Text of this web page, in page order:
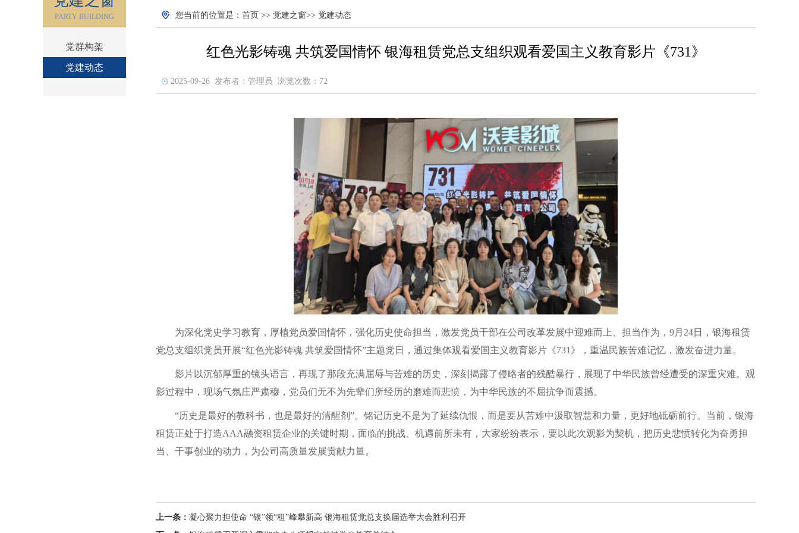
PARTY BUILDING
党群构架
党建动态
您当前的位置是： 首页 >> 党建之窗>> 党建动态
红色光影铸魂 共筑爱国情怀 银海租赁党总支组织观看爱国主义教育影片《731》
2025-09-26 发布者：管理员 浏览次数：72
为深化党史学习教育，厚植党员爱国情怀，强化历史使命担当，激发党员干部在公司改革发展中迎难而上、担当作为，9月24日，银海租赁
党总支组织党员开展“红色光影铸魂 共筑爱国情怀”主题党日，通过集体观看爱国主义教育影片《731》，重温民族苦难记忆，激发奋进力量。
影片以沉郁厚重的镜头语言，再现了那段充满屈辱与苦难的历史，深刻揭露了侵略者的残酷暴行，展现了中华民族曾经遭受的深重灾难。观
影过程中，现场气氛庄严肃穆，党员们无不为先辈们所经历的磨难而悲愤，为中华民族的不屈抗争而震撼。
“历史是最好的教科书，也是最好的清醒剂”。铭记历史不是为了延续仇恨，而是要从苦难中汲取智慧和力量，更好地砥砺前行。当前，银海
租赁正处于打造AAA融资租赁企业的关键时期，面临的挑战、机遇前所未有，大家纷纷表示，要以此次观影为契机，把历史悲愤转化为奋勇担
当、干事创业的动力，为公司高质量发展贡献力量。
上一条： 凝心聚力担使命 “银”领“租”峰攀新高 银海租赁党总支换届选举大会胜利召开